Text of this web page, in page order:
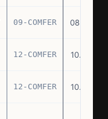
09-COMFER 08.03.77
12-COMFER 10.03.77
12-COMFER 10.03.77